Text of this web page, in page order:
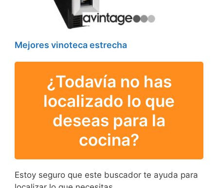
Mejores vinoteca estrecha
¿Todavía no has
localizado lo que
deseas para la
cocina?
Estoy seguro que este buscador te ayuda para